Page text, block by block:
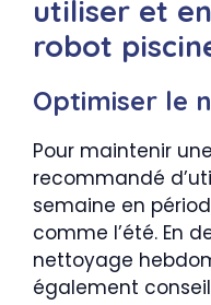
utiliser et
robot
Optimiser le
Pour maintenir
recommandé
semaine en
comme l’été. En
nettoyage
également